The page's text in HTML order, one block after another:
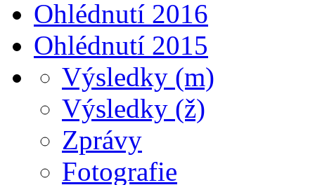
Ohlédnutí 2016
Ohlédnutí 2015
Výsledky (m)
Výsledky (ž)
Zprávy
Fotografie